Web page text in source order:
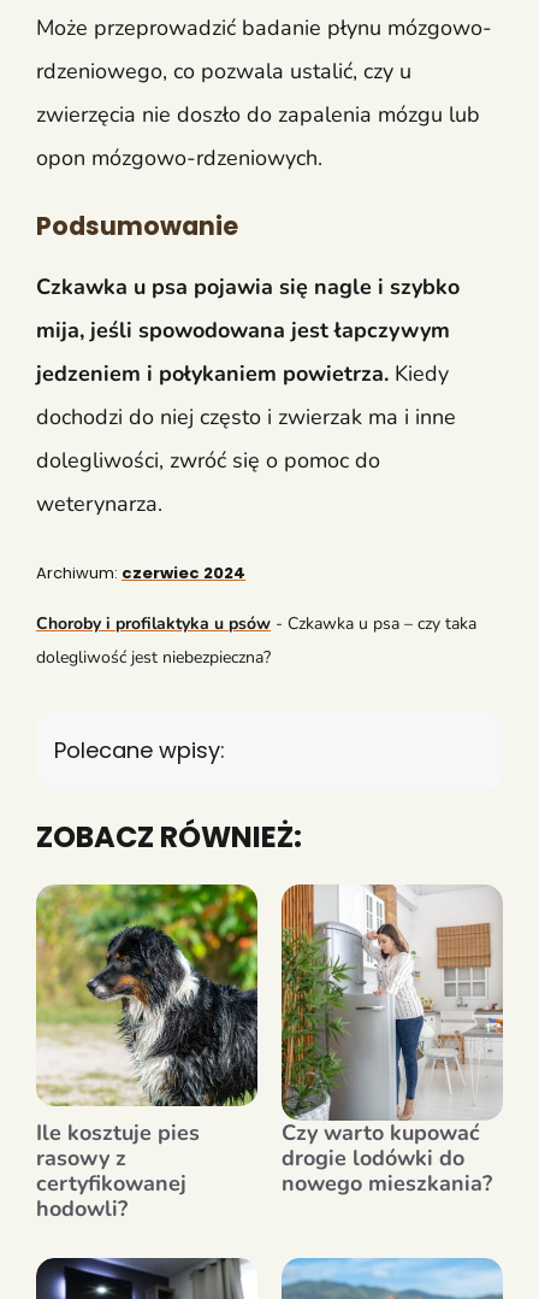
Może przeprowadzić badanie płynu mózgowo-
rdzeniowego, co pozwala ustalić, czy u
zwierzęcia nie doszło do zapalenia mózgu lub
opon mózgowo-rdzeniowych.
Podsumowanie
Czkawka u psa pojawia się nagle i szybko
mija, jeśli spowodowana jest łapczywym
jedzeniem i połykaniem powietrza. Kiedy
dochodzi do niej często i zwierzak ma i inne
dolegliwości, zwróć się o pomoc do
weterynarza.
Archiwum: czerwiec 2024
Choroby i profilaktyka u psów - Czkawka u psa – czy taka
dolegliwość jest niebezpieczna?
Polecane wpisy:
ZOBACZ RÓWNIEŻ:
Ile kosztuje pies
rasowy z
certyfikowanej
hodowli?
Czy warto kupować
drogie lodówki do
nowego mieszkania?